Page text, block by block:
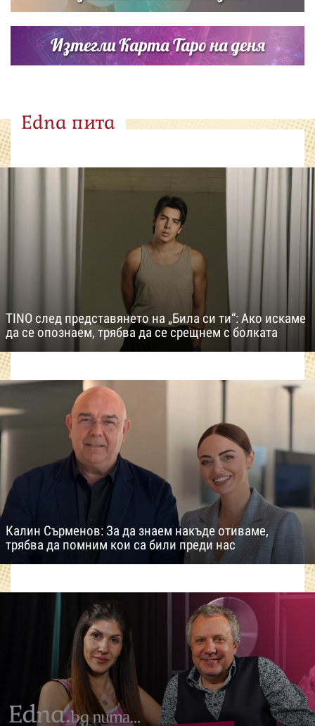
Изтегли Карта Таро на деня
Edna пита
TINO след представянето на „Била си ти“: Ако искаме
да се опознаем, трябва да се срещнем с болката
Калин Сърменов: За да знаем накъде отиваме,
трябва да помним кои са били преди нас